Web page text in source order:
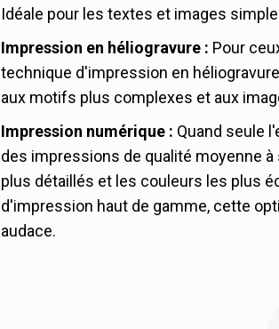
Idéale pour les textes et images
Impression en héliogravure : Pour
technique d'impression en
aux motifs plus complexes et aux
Impression numérique : Quand seule
des impressions de qualité moyenne
plus détaillés et les couleurs les plus
d'impression haut de gamme, cette
audace.